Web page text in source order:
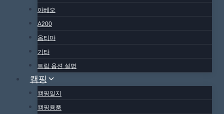
아베오
A200
옵티마
기타
트림 옵션 설명
캠핑
캠핑일지
캠핑용품